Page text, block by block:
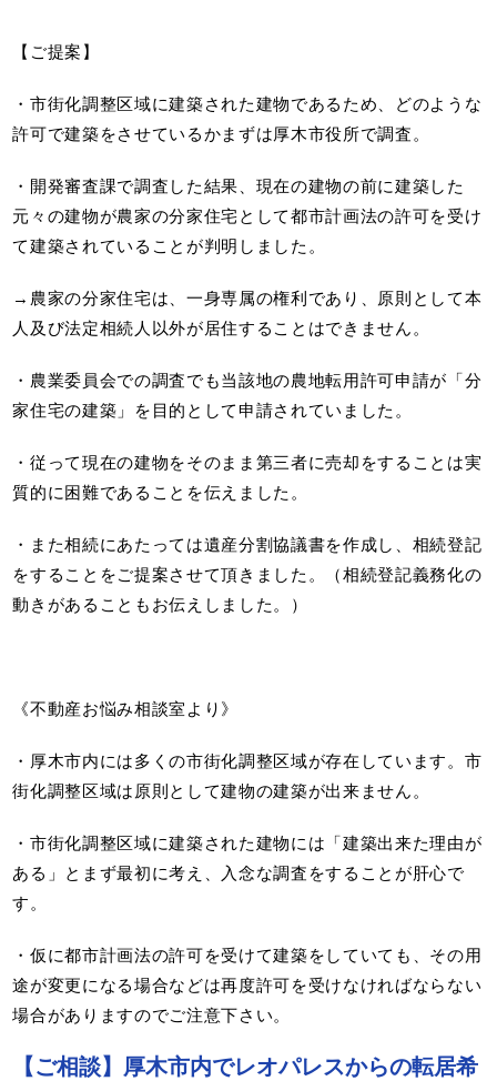
【ご提案】
・市街化調整区域に建築された建物であるため、どのような
許可で建築をさせているかまずは厚木市役所で調査。
・開発審査課で調査した結果、現在の建物の前に建築した
元々の建物が農家の分家住宅として都市計画法の許可を受け
て建築されていることが判明しました。
→農家の分家住宅は、一身専属の権利であり、原則として本
人及び法定相続人以外が居住することはできません。
・農業委員会での調査でも当該地の農地転用許可申請が「分
家住宅の建築」を目的として申請されていました。
・従って現在の建物をそのまま第三者に売却をすることは実
質的に困難であることを伝えました。
・また相続にあたっては遺産分割協議書を作成し、相続登記
をすることをご提案させて頂きました。（相続登記義務化の
動きがあることもお伝えしました。）
《不動産お悩み相談室より》
・厚木市内には多くの市街化調整区域が存在しています。市
街化調整区域は原則として建物の建築が出来ません。
・市街化調整区域に建築された建物には「建築出来た理由が
ある」とまず最初に考え、入念な調査をすることが肝心で
す。
・仮に都市計画法の許可を受けて建築をしていても、その用
途が変更になる場合などは再度許可を受けなければならない
場合がありますのでご注意下さい。
【ご相談】厚木市内でレオパレスからの転居希